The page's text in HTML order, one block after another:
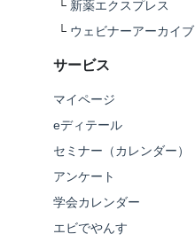
└ 新薬エクスプレス
└ ウェビナーアーカイブ
サービス
マイページ
eディテール
セミナー（カレンダー）
アンケート
学会カレンダー
エビでやんす